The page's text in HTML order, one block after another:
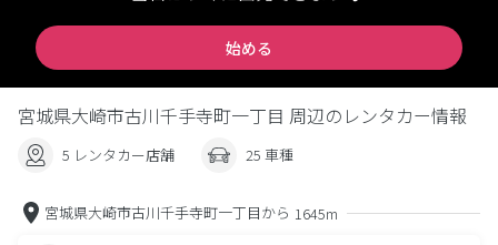
始める
宮城県大崎市古川千手寺町一丁目 周辺のレンタカー情報
5 レンタカー店舗 25 車種
宮城県大崎市古川千手寺町一丁目から 1645m